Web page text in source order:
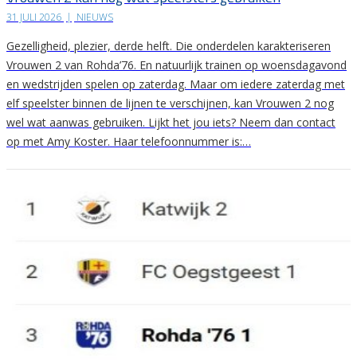
31 JULI 2026 | NIEUWS
Gezelligheid, plezier, derde helft. Die onderdelen karakteriseren
Vrouwen 2 van Rohda’76. En natuurlijk trainen op woensdagavond
en wedstrijden spelen op zaterdag. Maar om iedere zaterdag met
elf speelster binnen de lijnen te verschijnen, kan Vrouwen 2 nog
wel wat aanwas gebruiken. Lijkt het jou iets? Neem dan contact
op met Amy Koster. Haar telefoonnummer is:…